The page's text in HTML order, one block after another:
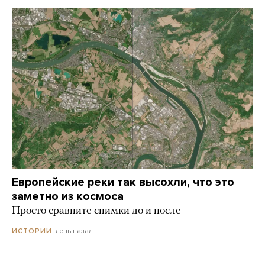
Европейские реки так высохли, что это
заметно из космоса
Просто сравните снимки до и после
ИСТОРИИ день назад